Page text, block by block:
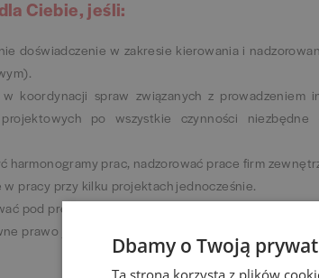
Ciebie, jeśli:
doświadczenie w zakresie kierowania i
koordynacji spraw związanych z
po wszystkie czynności
harmonogramy prac, nadzorować prace firm
w pracy przy kilku projektach jednocześnie.
pod presją czasu i prowadzić projekty z wysoką
prawo jazdy kat. B.
Dbamy o Twoją
Ta strona korzysta z plików